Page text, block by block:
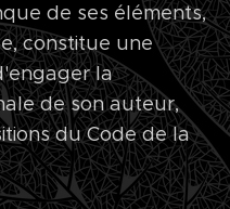
de ses éléments,
constitue une
la
de son auteur,
du Code de la